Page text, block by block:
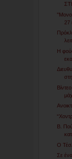
27
Η
Β.
Ο
Σε